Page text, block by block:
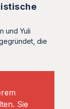
und Yuli
die
Sie